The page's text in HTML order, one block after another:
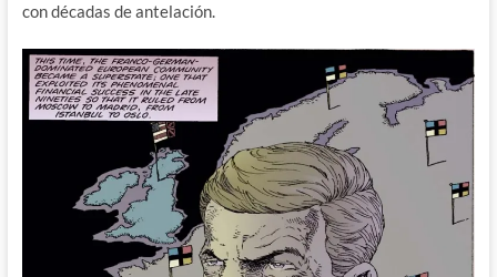
con décadas de antelación.